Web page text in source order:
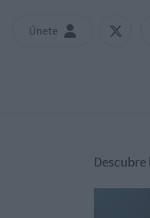
Únete